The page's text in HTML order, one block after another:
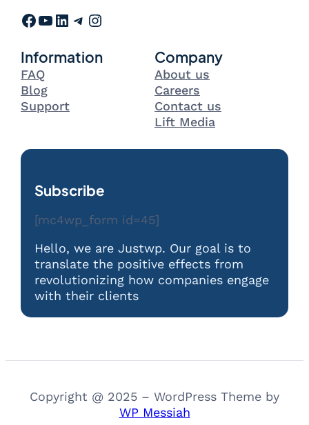
Facebook YouTube LinkedIn Telegram Instagram
Information
FAQ
Blog
Support
Company
About us
Careers
Contact us
Lift Media
Subscribe
[mc4wp_form id=45]
Hello, we are Justwp. Our goal is to
translate the positive effects from
revolutionizing how companies engage
with their clients
Copyright @ 2025 – WordPress Theme by
WP Messiah